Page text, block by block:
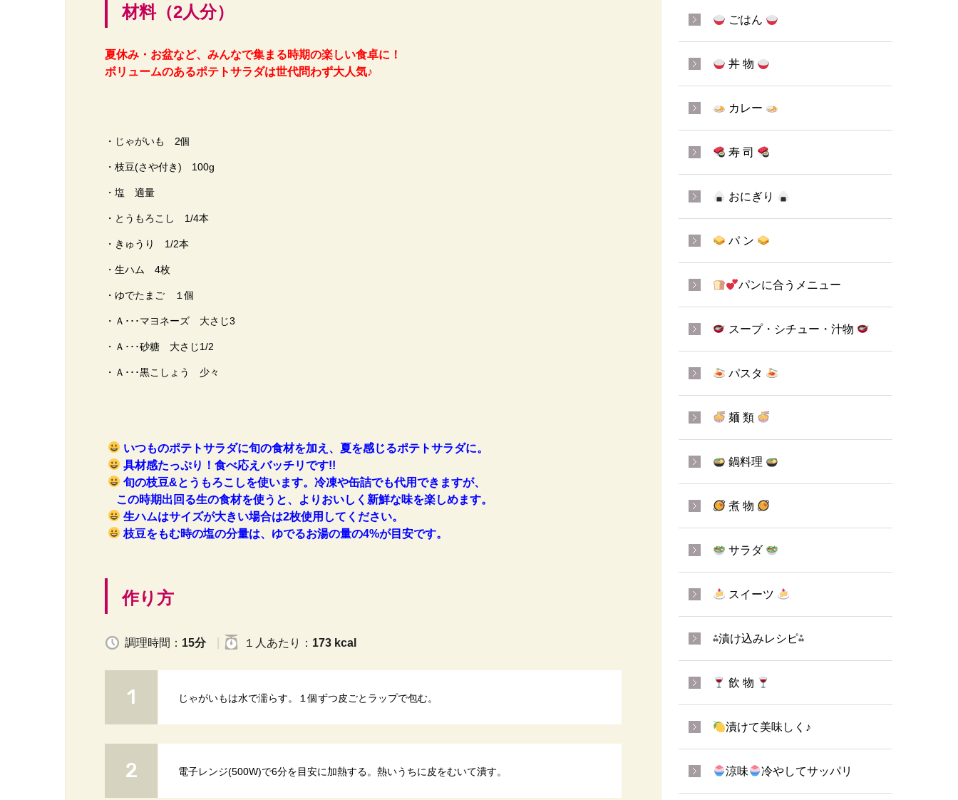
材料（2人分）
夏休み・お盆など、みんなで集まる時期の楽しい食卓に！
ボリュームのあるポテトサラダは世代問わず大人気♪
・じゃがいも 2個
・枝豆(さや付き) 100g
・塩 適量
・とうもろこし 1/4本
・きゅうり 1/2本
・生ハム 4枚
・ゆでたまご １個
・Ａ･･･マヨネーズ 大さじ3
・Ａ･･･砂糖 大さじ1/2
・Ａ･･･黒こしょう 少々
いつものポテトサラダに旬の食材を加え、夏を感じるポテトサラダに。
具材感たっぷり！食べ応えバッチリです!!
旬の枝豆&とうもろこしを使います。冷凍や缶詰でも代用できますが、
この時期出回る生の食材を使うと、よりおいしく新鮮な味を楽しめます。
生ハムはサイズが大きい場合は2枚使用してください。
枝豆をもむ時の塩の分量は、ゆでるお湯の量の4%が目安です。
作り方
調理時間： 15分 １人 あたり ： 173 kcal
じゃがいもは水で濡らす。１個ずつ皮ごとラップで包む。
電子レンジ(500W)で6分を目安に加熱する。熱いうちに皮をむいて潰す。
ごはん
丼 物
カレー
寿 司
おにぎり
パ ン
パンに合うメニュー
スープ・シチュー・汁物
パスタ
麺 類
鍋料理
煮 物
サラダ
スイーツ
⁂漬け込みレシピ⁂
飲 物
漬けて美味しく♪
涼味 冷やしてサッパリ